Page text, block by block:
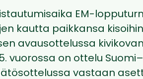
EM-
kautta paikkansa
avausottelussa
vuorossa on ottelu
vastaan